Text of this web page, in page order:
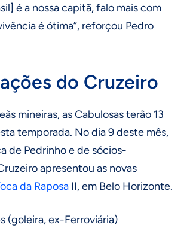
é a nossa capitã, falo mais com
é ótima”, reforçou Pedro
do Cruzeiro
mineiras, as Cabulosas terão 13
temporada. No dia 9 deste mês,
de Pedrinho e de sócios-
apresentou as novas
da Raposa II, em Belo Horizonte.
(goleira, ex-Ferroviária)